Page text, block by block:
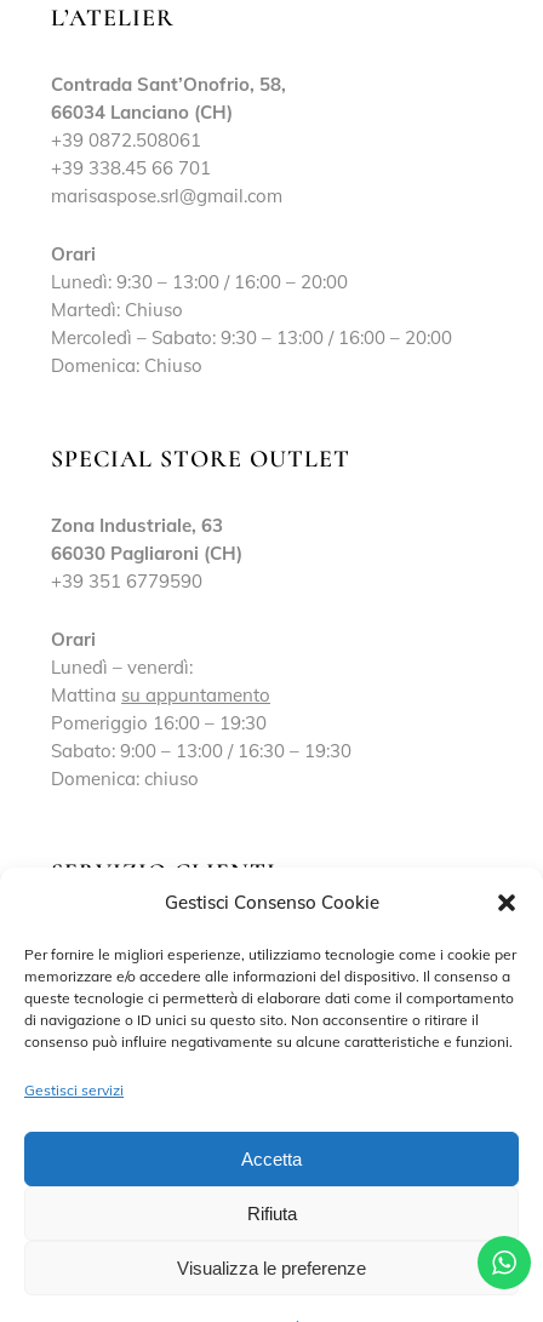
Gestisci Consenso Cookie
Per fornire le migliori esperienze, utilizziamo tecnologie come i cookie per
memorizzare e/o accedere alle informazioni del dispositivo. Il consenso a
queste tecnologie ci permetterà di elaborare dati come il comportamento
di navigazione o ID unici su questo sito. Non acconsentire o ritirare il
consenso può influire negativamente su alcune caratteristiche e funzioni.
Gestisci servizi
Accetta
Rifiuta
Visualizza le preferenze
L’ATELIER
Contrada Sant’Onofrio, 58,
66034 Lanciano (CH)
+39 0872.508061
+39 338.45 66 701
marisaspose.srl@gmail.com
Orari
Lunedì: 9:30 – 13:00 / 16:00 – 20:00
Martedì: Chiuso
Mercoledì – Sabato: 9:30 – 13:00 / 16:00 – 20:00
Domenica: Chiuso
SPECIAL STORE OUTLET
Zona Industriale, 63
66030 Pagliaroni (CH)
+39 351 6779590
Orari
Lunedì – venerdì:
Mattina su appuntamento
Pomeriggio 16:00 – 19:30
Sabato: 9:00 – 13:00 / 16:30 – 19:30
Domenica: chiuso
SERVIZIO CLIENTI
Contatti
Privacy Policy
CONTRADA SANT’ONOFRIO, 58, 66034 LANCIANO (CH) P. IVA
02227590698 – DEVELOPED BY ADRIANO DI MATTEO